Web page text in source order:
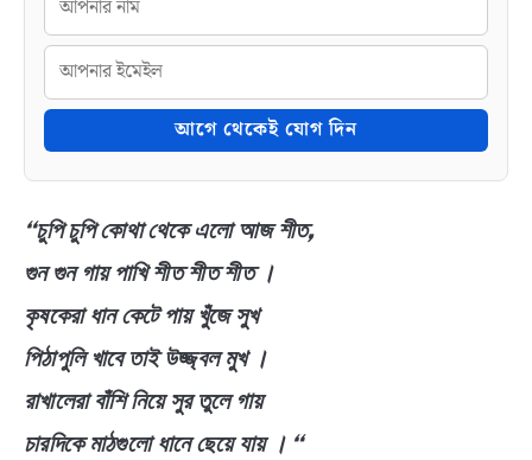
আগে থেকেই যোগ দিন
“চুপি চুপি কোথা থেকে এলো আজ শীত,
গুন গুন গায় পাখি শীত শীত শীত ।
কৃষকেরা ধান কেটে পায় খুঁজে সুখ
পিঠাপুলি খাবে তাই উজ্জ্বল মুখ ।
রাখালেরা বাঁশি নিয়ে সুর তুলে গায়
চারদিকে মাঠগুলো ধানে ছেয়ে যায় । “